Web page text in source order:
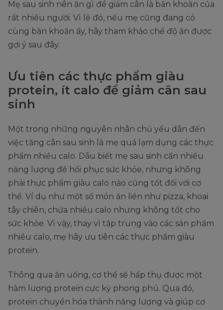
Mẹ sau sinh nên ăn gì để giảm cân là băn khoăn của
rất nhiều người. Vì lẽ đó, nếu mẹ cũng đang có
cùng băn khoăn ấy, hãy tham khảo chế độ ăn được
gợi ý sau đây.
Ưu tiên các thực phẩm giàu
protein, ít calo để giảm cân sau
sinh
Một trong những nguyên nhân chủ yếu dẫn đến
việc tăng cân sau sinh là mẹ quá lạm dụng các thực
phẩm nhiều calo. Dẫu biết mẹ sau sinh cần nhiều
năng lượng để hồi phục sức khỏe, nhưng không
phải thực phẩm giàu calo nào cũng tốt đối với cơ
thể. Ví dụ như một số món ăn liền như pizza, khoai
tây chiên, chứa nhiều calo nhưng không tốt cho
sức khỏe. Vì vậy, thay vì tập trung vào các sản phẩm
nhiều calo, mẹ hãy ưu tiên các thực phẩm giàu
protein.
Thông qua ăn uống, cơ thể sẽ hấp thụ được một
hàm lượng protein cực kỳ phong phú. Qua đó,
protein chuyển hóa thành năng lượng và giúp cơ